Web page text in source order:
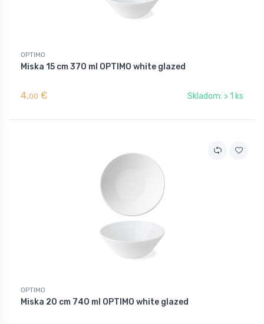
OPTIMO
Miska 15 cm 370 ml OPTIMO white glazed
4,00 € Skladom: > 1 ks
OPTIMO
Miska 20 cm 740 ml OPTIMO white glazed